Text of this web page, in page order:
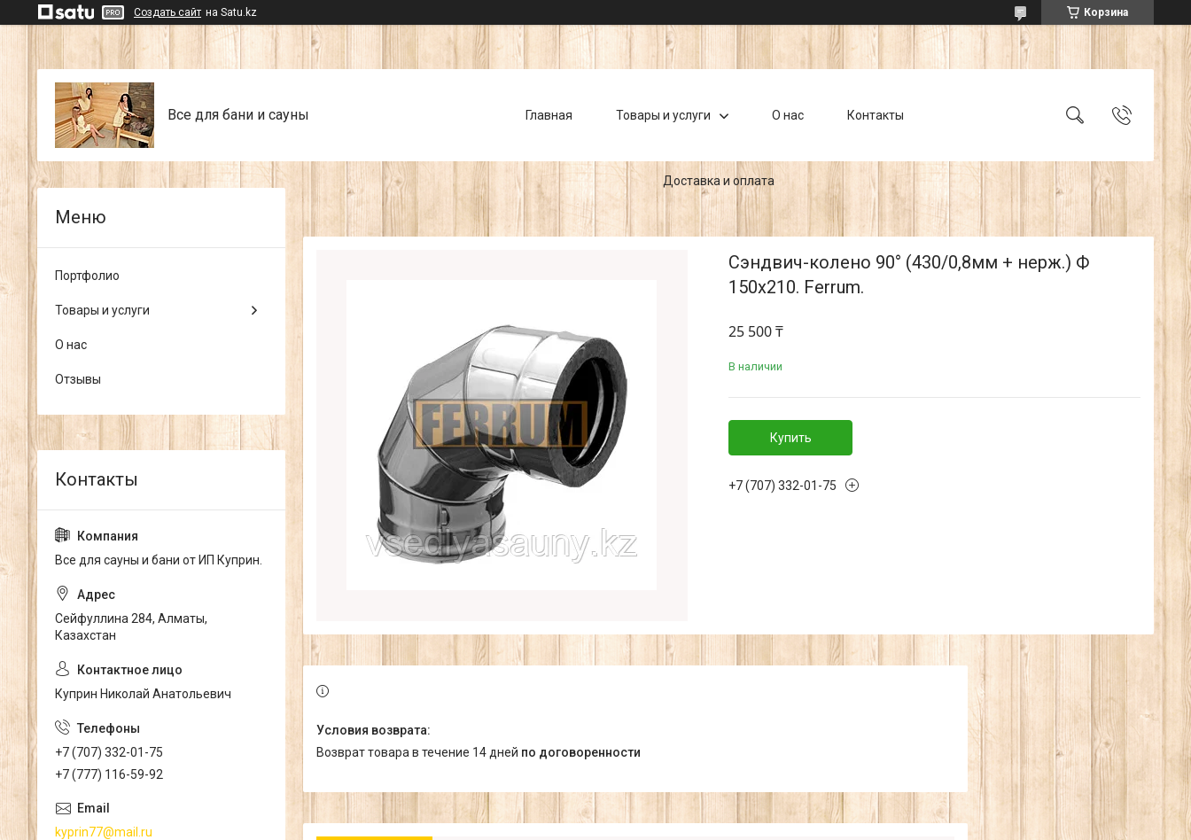
Создать сайт на Satu.kz Корзина
Все для бани и сауны Главная Товары и услуги О нас Контакты
Доставка и оплата
Сэндвич-колено 90° (430/0,8мм + нерж.) Ф
150х210. Ferrum.
25 500 ₸
В наличии
Купить
+7 (707) 332-01-75
возврат товара в течение 14 дней по договоренности
Портфолио
Товары и услуги
О нас
Отзывы
Все для сауны и бани от ИП Куприн.
Сейфуллина 284, Алматы,
Казахстан
Куприн Николай Анатольевич
+7 (707) 332-01-75
+7 (777) 116-59-92
kyprin77@mail.ru